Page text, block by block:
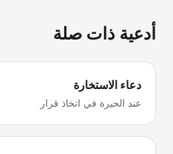
أدعية ذات صلة
دعاء الاستخارة
عند الحيرة في اتخاذ قرار